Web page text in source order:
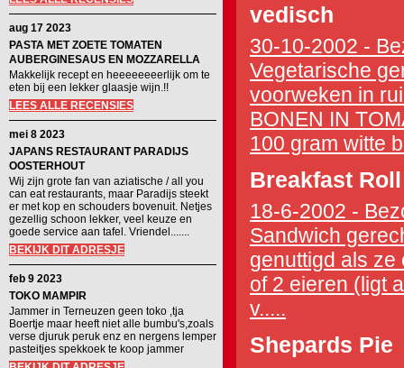
aug 17 2023
PASTA MET ZOETE TOMATEN
AUBERGINESAUS EN MOZZARELLA
Makkelijk recept en heeeeeeeerlijk om te
eten bij een lekker glaasje wijn.!!
LEES ALLE RECENSIES
mei 8 2023
JAPANS RESTAURANT PARADIJS
OOSTERHOUT
Wij zijn grote fan van aziatische / all you
can eat restaurants, maar Paradijs steekt
er met kop en schouders bovenuit. Netjes
gezellig schoon lekker, veel keuze en
goede service aan tafel. Vriendel.......
BEKIJK DIT ADRESJE
feb 9 2023
TOKO MAMPIR
Jammer in Terneuzen geen toko ,tja
Boertje maar heeft niet alle bumbu's,zoals
verse djuruk peruk enz en nergens lemper
pasteitjes spekkoek te koop jammer
vedisch
30-10-2002 -
Vegetarische
voorweken in
BONEN IN
100 gram witte
Breakfast Roll
18-6-2002 -
Sandwich
genuttigd als ze
of 2 eieren (ligt
v.....
Shepards Pie